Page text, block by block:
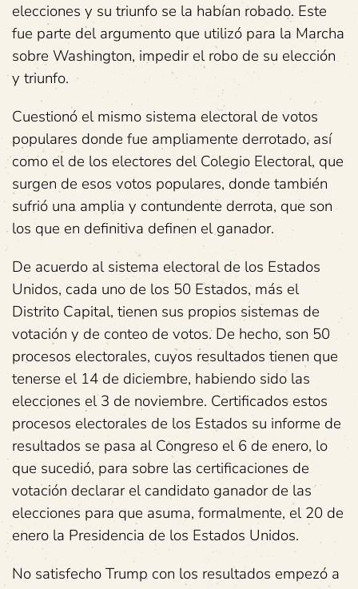
elecciones y su triunfo se la habían robado. Este
fue parte del argumento que utilizó para la Marcha
sobre Washington, impedir el robo de su elección
y triunfo.
Cuestionó el mismo sistema electoral de votos
populares donde fue ampliamente derrotado, así
como el de los electores del Colegio Electoral, que
surgen de esos votos populares, donde también
sufrió una amplia y contundente derrota, que son
los que en definitiva definen el ganador.
De acuerdo al sistema electoral de los Estados
Unidos, cada uno de los 50 Estados, más el
Distrito Capital, tienen sus propios sistemas de
votación y de conteo de votos. De hecho, son 50
procesos electorales, cuyos resultados tienen que
tenerse el 14 de diciembre, habiendo sido las
elecciones el 3 de noviembre. Certificados estos
procesos electorales de los Estados su informe de
resultados se pasa al Congreso el 6 de enero, lo
que sucedió, para sobre las certificaciones de
votación declarar el candidato ganador de las
elecciones para que asuma, formalmente, el 20 de
enero la Presidencia de los Estados Unidos.
No satisfecho Trump con los resultados empezó a